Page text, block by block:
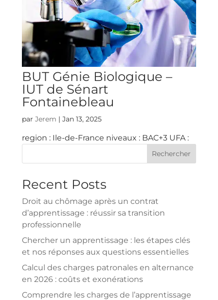
BUT Génie Biologique –
IUT de Sénart
Fontainebleau
par Jerem | Jan 13, 2025
region : Ile-de-France niveaux : BAC+3 UFA :
Rechercher
Recent Posts
Droit au chômage après un contrat
d’apprentissage : réussir sa transition
professionnelle
Chercher un apprentissage : les étapes clés
et nos réponses aux questions essentielles
Calcul des charges patronales en alternance
en 2026 : coûts et exonérations
Comprendre les charges de l’apprentissage